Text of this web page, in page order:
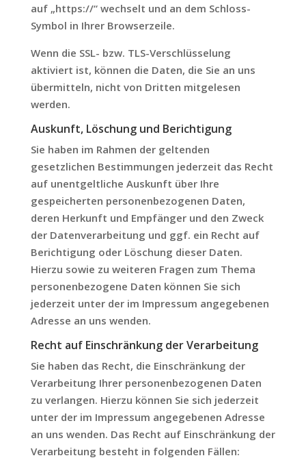
auf „https://“ wechselt und an dem Schloss-
Symbol in Ihrer Browserzeile.
Wenn die SSL- bzw. TLS-Verschlüsselung
aktiviert ist, können die Daten, die Sie an uns
übermitteln, nicht von Dritten mitgelesen
werden.
Auskunft, Löschung und Berichtigung
Sie haben im Rahmen der geltenden
gesetzlichen Bestimmungen jederzeit das Recht
auf unentgeltliche Auskunft über Ihre
gespeicherten personenbezogenen Daten,
deren Herkunft und Empfänger und den Zweck
der Datenverarbeitung und ggf. ein Recht auf
Berichtigung oder Löschung dieser Daten.
Hierzu sowie zu weiteren Fragen zum Thema
personenbezogene Daten können Sie sich
jederzeit unter der im Impressum angegebenen
Adresse an uns wenden.
Recht auf Einschränkung der Verarbeitung
Sie haben das Recht, die Einschränkung der
Verarbeitung Ihrer personenbezogenen Daten
zu verlangen. Hierzu können Sie sich jederzeit
unter der im Impressum angegebenen Adresse
an uns wenden. Das Recht auf Einschränkung der
Verarbeitung besteht in folgenden Fällen: